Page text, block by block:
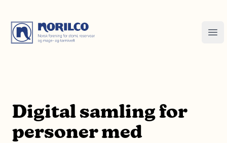
Digital samling for
personer med